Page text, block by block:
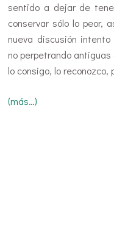
sentido a dejar de
conservar sólo lo peor,
nueva discusión
no perpetrando
lo consigo, lo
(más…)